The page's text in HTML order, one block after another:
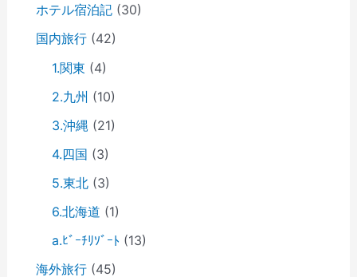
ホテル宿泊記(30)
国内旅行(42)
1.関東 (4)
2.九州 (10)
3.沖縄 (21)
4.四国 (3)
5.東北(3)
6.北海道 (1)
a.ﾋﾞｰﾁﾘｿﾞｰﾄ (13)
海外旅行(45)